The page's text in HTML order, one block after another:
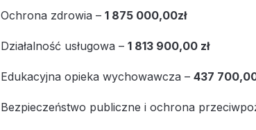
Ochrona zdrowia – 1 875 000,00zł
Działalność usługowa – 1 813 900,00 zł
Edukacyjna opieka wychowawcza – 437
Bezpieczeństwo publiczne i ochrona